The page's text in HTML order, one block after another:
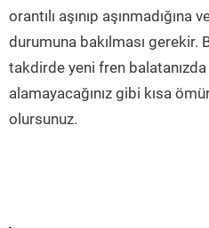
orantılı aşınıp
durumuna bakılması gerekir.
takdirde yeni fren balatanızda
alamayacağınız gibi kısa
olursunuz.